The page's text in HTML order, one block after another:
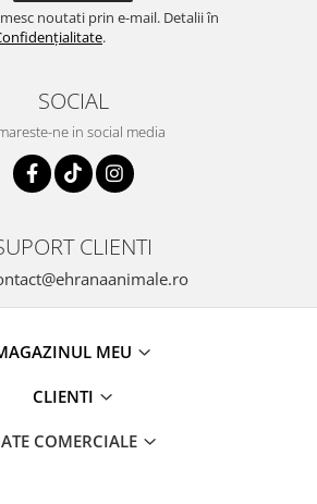
noutati prin e-mail. Detalii în
.
SOCIAL
ne in social media
CLIENTI
MEU
CLIENTI
COMERCIALE